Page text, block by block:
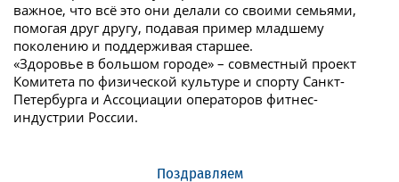
важное, что всё это они делали со своими семьями,
помогая друг другу, подавая пример младшему
поколению и поддерживая старшее.
«Здоровье в большом городе» – совместный проект
Комитета по физической культуре и спорту Санкт-
Петербурга и Ассоциации операторов фитнес-
индустрии России.
Поздравляем